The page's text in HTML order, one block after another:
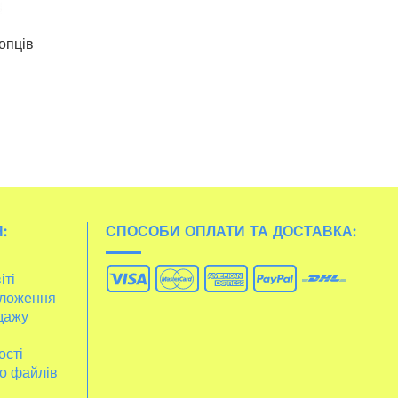
файлів
СПОСОБИ ОПЛАТИ ТА ДОСТАВКА: